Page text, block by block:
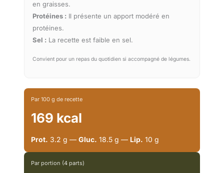
en graisses.
Protéines : Il présente un apport modéré en
protéines.
Sel : La recette est faible en sel.
Convient pour un repas du quotidien si accompagné de légumes.
Par 100 g de recette
169 kcal
Prot. 3.2 g — Gluc. 18.5 g — Lip. 10 g
Par portion (4 parts)